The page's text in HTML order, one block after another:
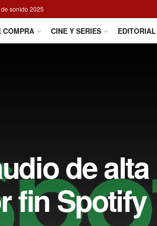
sonido 2025
COMPRA CINE Y SERIES EDITORIAL
de alta
fin Spotify